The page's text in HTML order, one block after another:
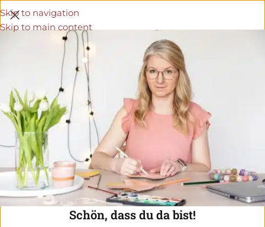
Schön, dass du da bist!
Skip to navigation
Skip to main content